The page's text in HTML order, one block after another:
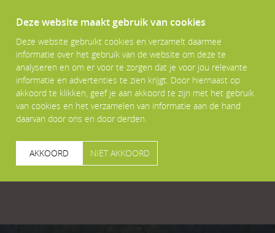
Deze website maakt gebruik van cookies
Deze website gebruikt cookies en verzamelt daarmee
informatie over het gebruik van de website om deze te
analyseren en om er voor te zorgen dat je voor jou relevante
informatie en advertenties te zien krijgt. Door hiernaast op
akkoord te klikken, geef je aan akkoord te zijn met het gebruik
van cookies en het verzamelen van informatie aan de hand
daarvan door ons en door derden.
AKKOORD NIET AKKOORD